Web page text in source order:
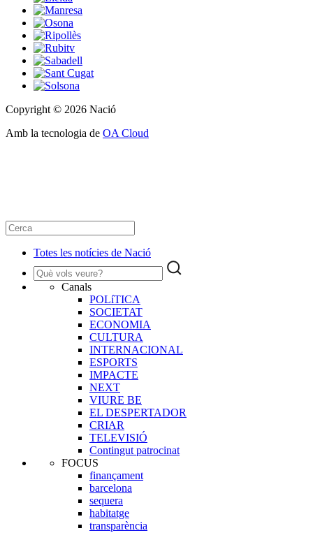
Copyright © 2026 Nació
Amb la tecnologia de OA Cloud
Totes les notícies de Nació
Canals
POLíTICA
SOCIETAT
ECONOMIA
CULTURA
INTERNACIONAL
ESPORTS
IMPACTE
NEXT
VIURE BE
EL DESPERTADOR
CRIAR
TELEVISIÓ
Contingut patrocinat
FOCUS
finançament
barcelona
sequera
habitatge
transparència